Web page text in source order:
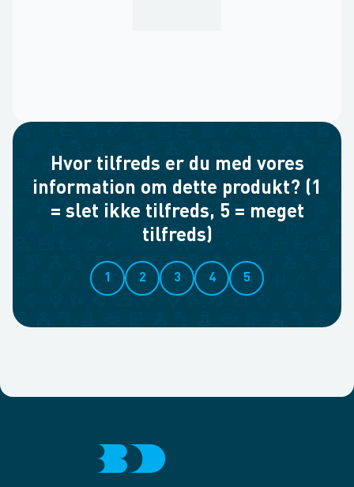
Hvor tilfreds er du med vores
information om dette produkt? (1
= slet ikke tilfreds, 5 = meget
tilfreds)
1 2 3 4 5